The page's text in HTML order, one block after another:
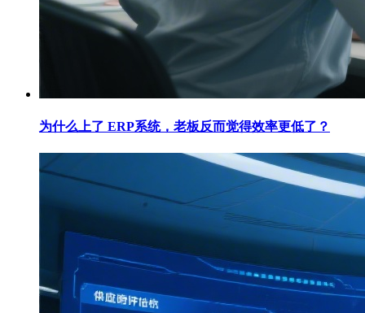
为什么上了 ERP系统，老板反而觉得效率更低了？